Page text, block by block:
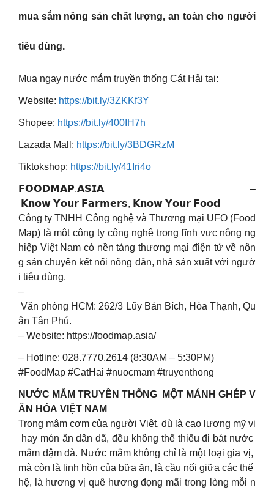
mua sắm nông sản chất lượng, an toàn cho người
tiêu dùng.
Mua ngay nước mắm truyền thống Cát Hải tại:
Website: https://bit.ly/3ZKKf3Y
Shopee: https://bit.ly/400IH7h
Lazada Mall: https://bit.ly/3BDGRzM
Tiktokshop: https://bit.ly/41Iri4o
𝗙𝗢𝗢𝗗𝗠𝗔𝗣.𝗔𝗦𝗜𝗔 –
𝗞𝗻𝗼𝘄 𝗬𝗼𝘂𝗿 𝗙𝗮𝗿𝗺𝗲𝗿𝘀, 𝗞𝗻𝗼𝘄 𝗬𝗼𝘂𝗿 𝗙𝗼𝗼𝗱
Công ty TNHH Công nghệ và Thương mại UFO (Food
Map) là một công ty công nghệ trong lĩnh vực nông ng
hiệp Việt Nam có nền tảng thương mại điện tử về nôn
g sản chuyên kết nối nông dân, nhà sản xuất với ngườ
i tiêu dùng.
–
Văn phòng HCM: 262/3 Lũy Bán Bích, Hòa Thạnh, Qu
ận Tân Phú.
– Website: https://foodmap.asia/
– Hotline: 028.7770.2614 (8:30AM – 5:30PM)
#FoodMap #CatHai #nuocmam #truyenthong
NƯỚC MẮM TRUYỀN THỐNG MỘT MẢNH GHÉP V
ĂN HÓA VIỆT NAM
Trong mâm cơm của người Việt, dù là cao lương mỹ vị
hay món ăn dân dã, đều không thể thiếu đi bát nước
mắm đậm đà. Nước mắm không chỉ là một loại gia vị,
mà còn là linh hồn của bữa ăn, là cầu nối giữa các thế
hệ, là hương vị quê hương đọng mãi trong lòng mỗi n